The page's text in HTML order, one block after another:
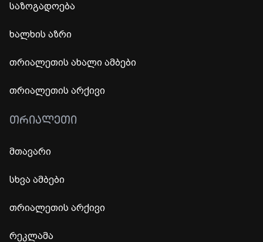
საზოგადოება
ხალხის აზრი
თრიალეთის ახალი ამბები
თრიალეთის არქივი
ᲗᲠᲘᲐᲚᲔᲗᲘ
მთავარი
სხვა ამბები
თრიალეთის არქივი
რეკლამა